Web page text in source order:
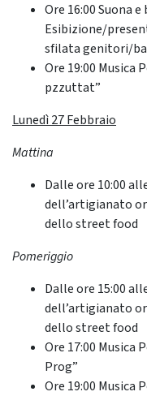
Ore 16:00 Suona
Esibizione/
sfilata genitori/
Ore 19:00 Musica
pzzuttat”
Lunedì 27 Febbraio
Mattina
Dalle ore 10:00
dell’artigianato
dello street food
Pomeriggio
Dalle ore 15:00
dell’artigianato
dello street food
Ore 17:00 Musica
Prog”
Ore 19:00 Musica